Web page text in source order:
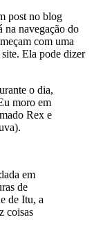
post no blog
na navegação do
com uma
Ela pode dizer
o dia,
moro em
Rex e
em
de
de Itu, a
coisas